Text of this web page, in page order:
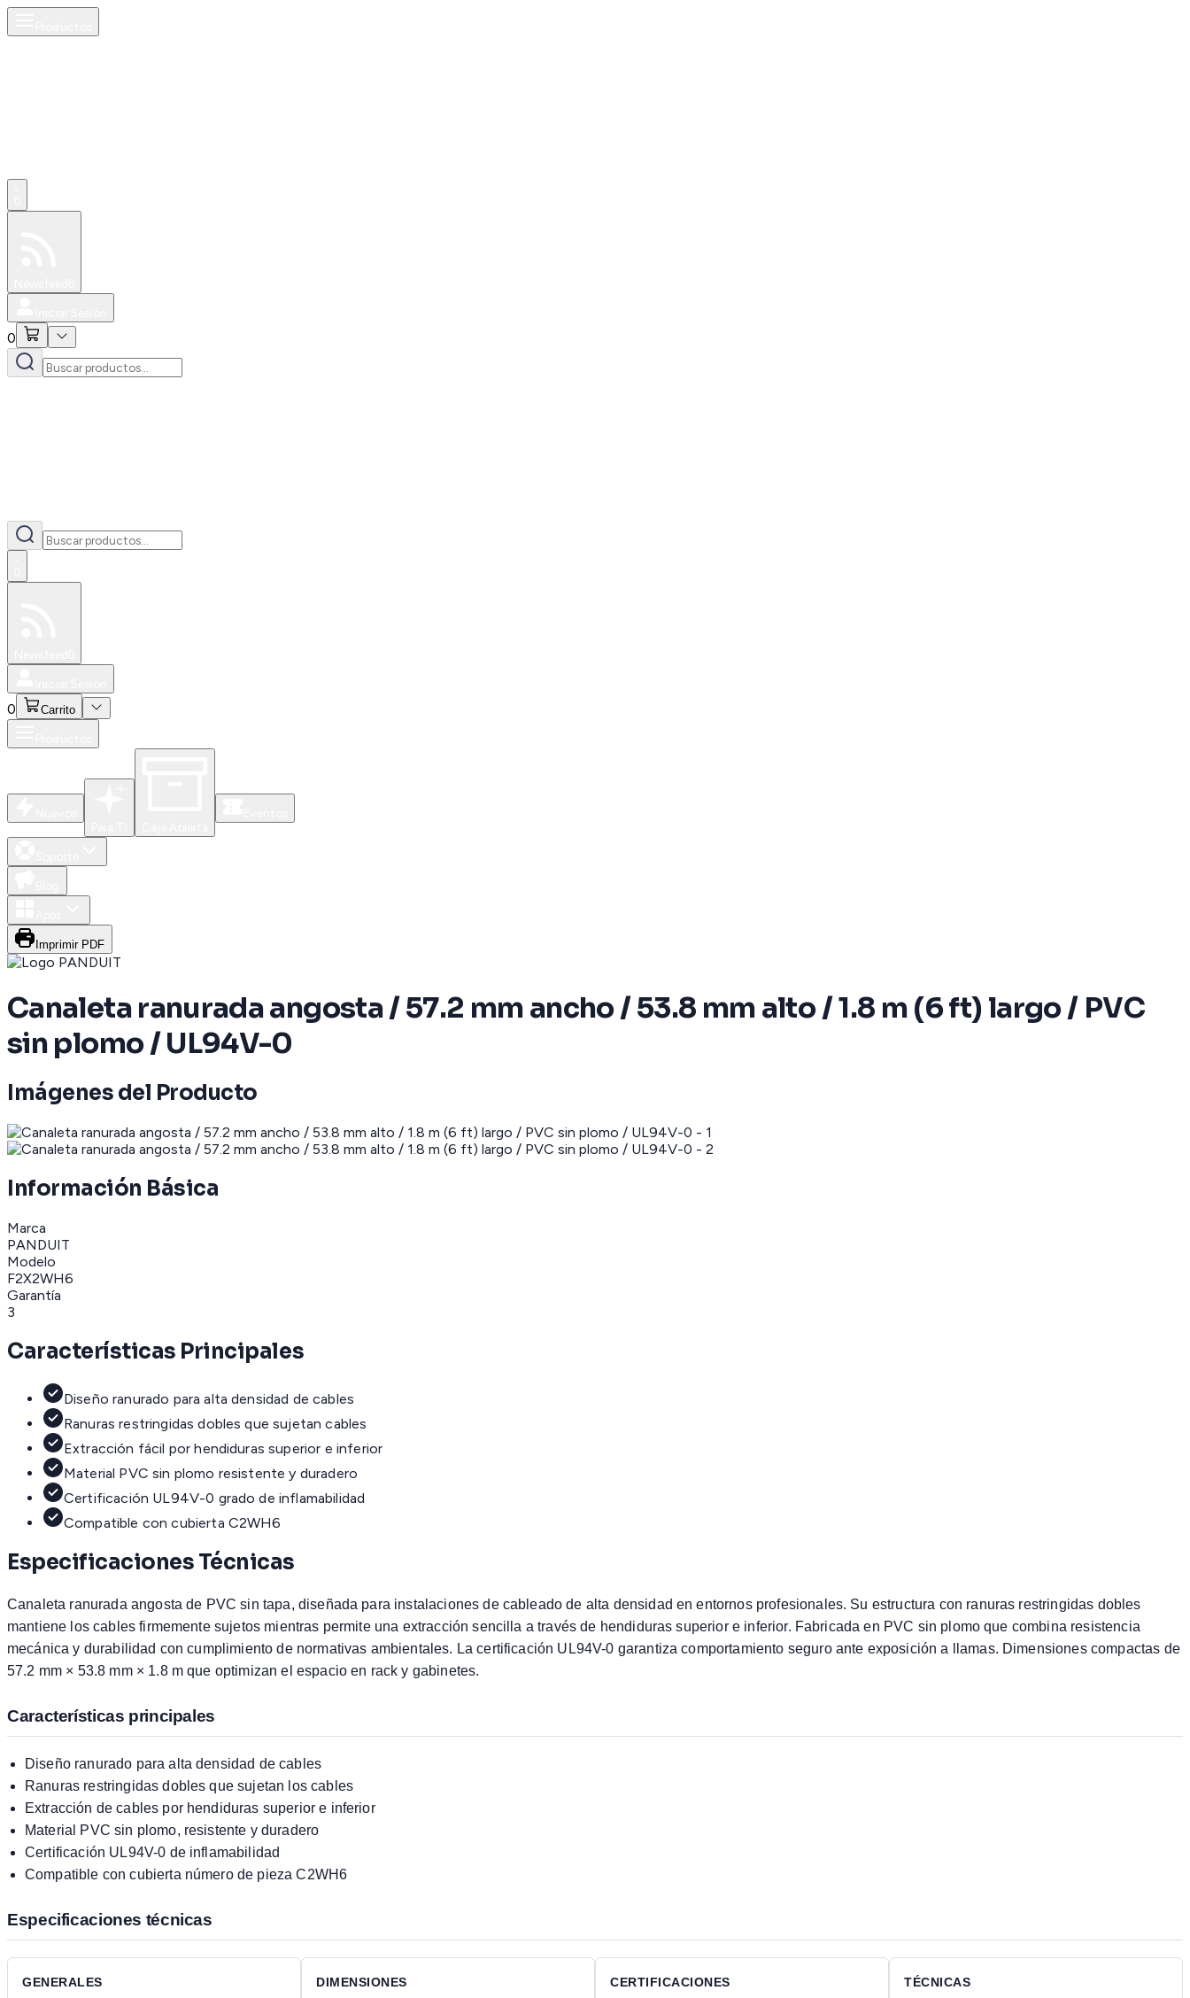
0
0 Carrito
Imprimir PDF
Canaleta ranurada angosta / 57.2 mm ancho / 53.8 mm alto / 1.8 m (6 ft) largo / PVC
sin plomo / UL94V-0
Imágenes del Producto
Información Básica
Marca
PANDUIT
Modelo
F2X2WH6
Garantía
3
Características Principales
Diseño ranurado para alta densidad de cables
Ranuras restringidas dobles que sujetan cables
Extracción fácil por hendiduras superior e inferior
Material PVC sin plomo resistente y duradero
Certificación UL94V-0 grado de inflamabilidad
Compatible con cubierta C2WH6
Especificaciones Técnicas
Canaleta ranurada angosta de PVC sin tapa, diseñada para instalaciones de cableado de alta densidad en entornos profesionales. Su estructura con ranuras restringidas dobles
mantiene los cables firmemente sujetos mientras permite una extracción sencilla a través de hendiduras superior e inferior. Fabricada en PVC sin plomo que combina resistencia
mecánica y durabilidad con cumplimiento de normativas ambientales. La certificación UL94V-0 garantiza comportamiento seguro ante exposición a llamas. Dimensiones compactas de
57.2 mm × 53.8 mm × 1.8 m que optimizan el espacio en rack y gabinetes.
Características principales
Diseño ranurado para alta densidad de cables
Ranuras restringidas dobles que sujetan los cables
Extracción de cables por hendiduras superior e inferior
Material PVC sin plomo, resistente y duradero
Certificación UL94V-0 de inflamabilidad
Compatible con cubierta número de pieza C2WH6
Especificaciones técnicas
GENERALES DIMENSIONES CERTIFICACIONES TÉCNICAS